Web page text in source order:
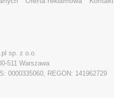
sp. z o.o.
511 Warszawa
0000335060, REGON: 141962729